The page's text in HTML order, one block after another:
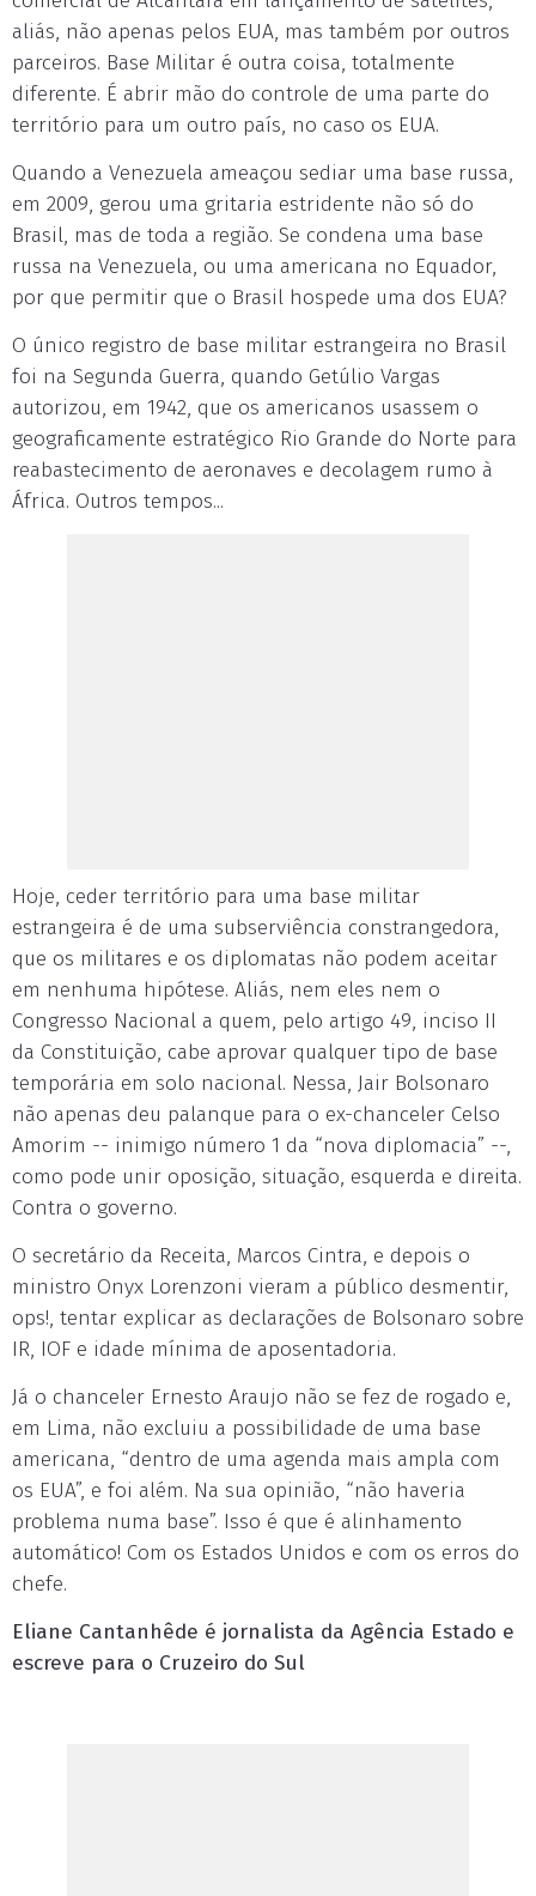
aliás, não apenas pelos EUA, mas também por outros
parceiros. Base Militar é outra coisa, totalmente
diferente. É abrir mão do controle de uma parte do
território para um outro país, no caso os EUA.
Quando a Venezuela ameaçou sediar uma base russa,
em 2009, gerou uma gritaria estridente não só do
Brasil, mas de toda a região. Se condena uma base
russa na Venezuela, ou uma americana no Equador,
por que permitir que o Brasil hospede uma dos EUA?
O único registro de base militar estrangeira no Brasil
foi na Segunda Guerra, quando Getúlio Vargas
autorizou, em 1942, que os americanos usassem o
geograficamente estratégico Rio Grande do Norte para
reabastecimento de aeronaves e decolagem rumo à
África. Outros tempos...
Hoje, ceder território para uma base militar
estrangeira é de uma subserviência constrangedora,
que os militares e os diplomatas não podem aceitar
em nenhuma hipótese. Aliás, nem eles nem o
Congresso Nacional a quem, pelo artigo 49, inciso II
da Constituição, cabe aprovar qualquer tipo de base
temporária em solo nacional. Nessa, Jair Bolsonaro
não apenas deu palanque para o ex-chanceler Celso
Amorim -- inimigo número 1 da “nova diplomacia” --,
como pode unir oposição, situação, esquerda e direita.
Contra o governo.
O secretário da Receita, Marcos Cintra, e depois o
ministro Onyx Lorenzoni vieram a público desmentir,
ops!, tentar explicar as declarações de Bolsonaro sobre
IR, IOF e idade mínima de aposentadoria.
Já o chanceler Ernesto Araujo não se fez de rogado e,
em Lima, não excluiu a possibilidade de uma base
americana, “dentro de uma agenda mais ampla com
os EUA”, e foi além. Na sua opinião, “não haveria
problema numa base”. Isso é que é alinhamento
automático! Com os Estados Unidos e com os erros do
chefe.
Eliane Cantanhêde é jornalista da Agência Estado e
escreve para o Cruzeiro do Sul